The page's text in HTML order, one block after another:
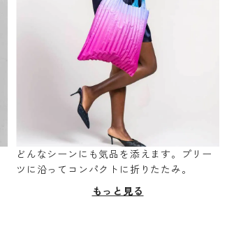
どんなシーンにも気品を添えます。プリー
ツに沿ってコンパクトに折りたたみ。
もっと見る